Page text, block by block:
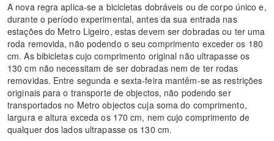
A nova regra aplica-se a bicicletas dobráveis ou de corpo único e,
durante o período experimental, antes da sua entrada nas
estações do Metro Ligeiro, estas devem ser dobradas ou ter uma
roda removida, não podendo o seu comprimento exceder os 180
cm. As bibicletas cujo comprimento original não ultrapasse os
130 cm não necessitam de ser dobradas nem de ter rodas
removidas. Entre segunda e sexta-feira mantêm-se as restrições
originais para o transporte de objectos, não podendo ser
transportados no Metro objectos cuja soma do comprimento,
largura e altura exceda os 170 cm, nem cujo comprimento de
qualquer dos lados ultrapasse os 130 cm.